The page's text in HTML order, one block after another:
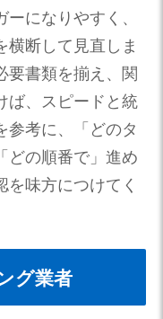
になりやすく、
横断して見直しま
要書類を揃え、関
ば、スピードと統
参考に、「どのタ
どの順番で」進め
を味方につけてく
グ業者